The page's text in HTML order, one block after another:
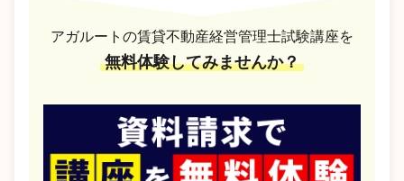
アガルートの賃貸不動産経営管理士試験講座を
無料体験してみませんか？